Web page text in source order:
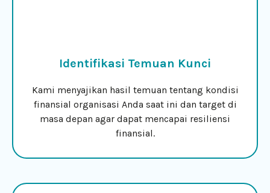
Identifikasi Temuan Kunci
Kami menyajikan hasil temuan tentang kondisi
finansial organisasi Anda saat ini dan target di
masa depan agar dapat mencapai resiliensi
finansial.